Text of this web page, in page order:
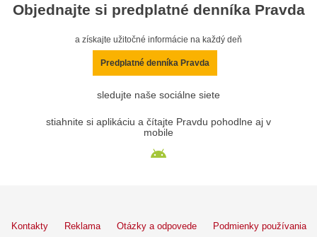
Objednajte si predplatné denníka Pravda
a získajte užitočné informácie na každý deň
Predplatné denníka Pravda
sledujte naše sociálne siete
stiahnite si aplikáciu a čítajte Pravdu pohodlne aj v
mobile
Kontakty Reklama Otázky a odpovede Podmienky používania